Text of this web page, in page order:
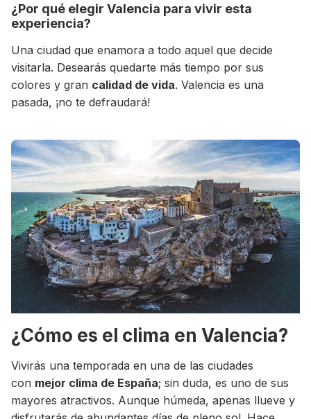
¿Por qué elegir Valencia para vivir esta
experiencia?
Una ciudad que enamora a todo aquel que decide
visitarla. Desearás quedarte más tiempo por sus
colores y gran calidad de vida. Valencia es una
pasada, ¡no te defraudará!
¿Cómo es el clima en Valencia?
Vivirás una temporada en una de las ciudades
con mejor clima de España; sin duda, es uno de sus
mayores atractivos. Aunque húmeda, apenas llueve y